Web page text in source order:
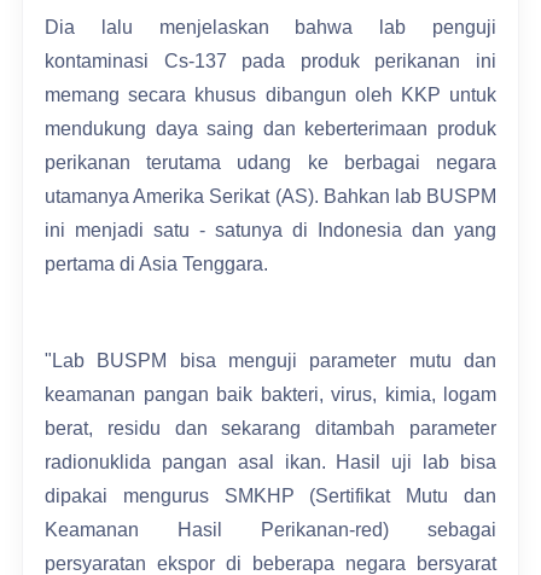
Dia lalu menjelaskan bahwa lab penguji
kontaminasi Cs-137 pada produk perikanan ini
memang secara khusus dibangun oleh KKP untuk
mendukung daya saing dan keberterimaan produk
perikanan terutama udang ke berbagai negara
utamanya Amerika Serikat (AS). Bahkan lab BUSPM
ini menjadi satu - satunya di Indonesia dan yang
pertama di Asia Tenggara.
"Lab BUSPM bisa menguji parameter mutu dan
keamanan pangan baik bakteri, virus, kimia, logam
berat, residu dan sekarang ditambah parameter
radionuklida pangan asal ikan. Hasil uji lab bisa
dipakai mengurus SMKHP (Sertifikat Mutu dan
Keamanan Hasil Perikanan-red) sebagai
persyaratan ekspor di beberapa negara bersyarat